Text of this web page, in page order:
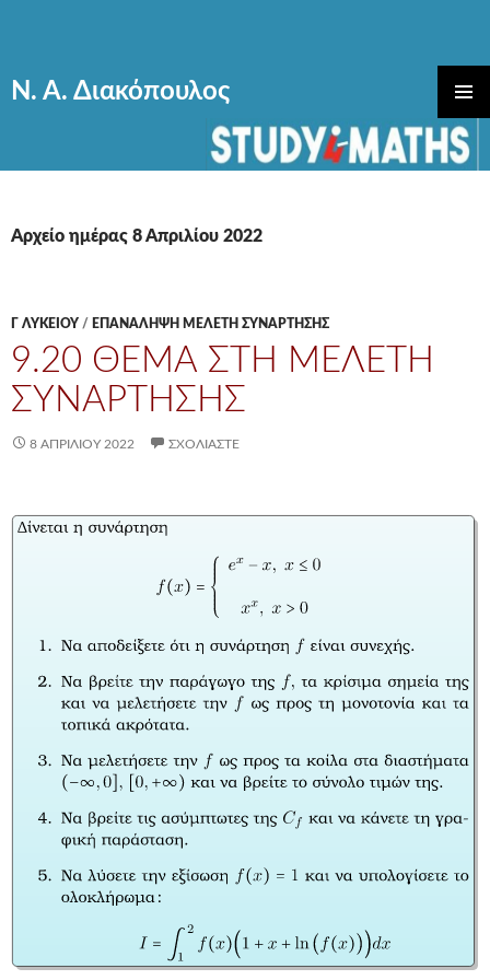
Ν. Α. Διακόπουλος
ΚΎΡΙΟ
ΜΕΝΟΎ
Αρχείο ημέρας 8 Απριλίου 2022
Γ ΛΥΚΕΊΟΥ / ΕΠΑΝΑΛΗΨΗ ΜΕΛΕΤΗ ΣΥΝΑΡΤΗΣΗΣ
9.20 ΘΕΜΑ ΣΤΗ ΜΕΛΕΤΗ
ΣΥΝΑΡΤΗΣΗΣ
8 ΑΠΡΙΛΊΟΥ 2022 ΣΧΟΛΙΆΣΤΕ